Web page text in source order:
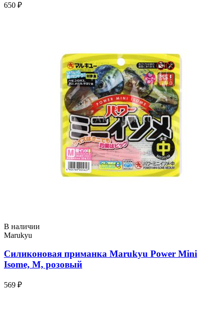
650 ₽
В наличии
Marukyu
Силиконовая приманка Marukyu Power Mini
Isome, M, розовый
569 ₽